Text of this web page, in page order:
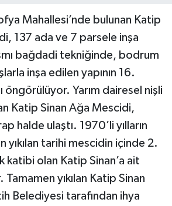
Mahallesi’nde bulunan Katip
137 ada ve 7 parsele inşa
bağdadi tekniğinde, bodrum
inşa edilen yapının 16.
öngörülüyor. Yarım dairesel nişli
Katip Sinan Ağa Mescidi,
halde ulaştı. 1970’li yılların
yıkılan tarihi mescidin içinde 2.
katibi olan Katip Sinan’a ait
yıkılan Katip Sinan
Belediyesi tarafından ihya